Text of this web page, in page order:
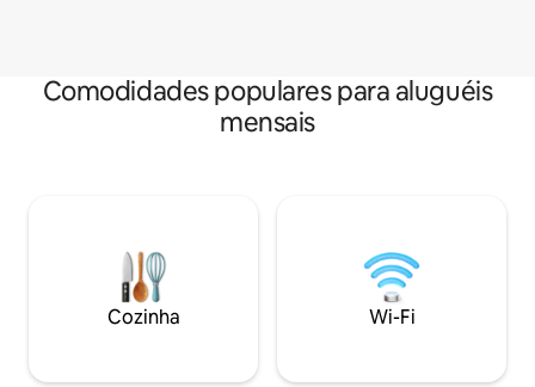
Comodidades populares para aluguéis
mensais
Cozinha Wi-Fi